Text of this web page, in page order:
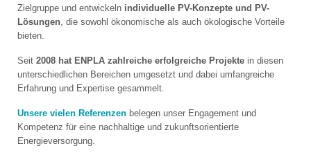
Zielgruppe und entwickeln individuelle PV-Konzepte und PV-
Lösungen, die sowohl ökonomische als auch ökologische Vorteile
bieten.
Seit 2008 hat ENPLA zahlreiche erfolgreiche Projekte in diesen
unterschiedlichen Bereichen umgesetzt und dabei umfangreiche
Erfahrung und Expertise gesammelt.
Unsere vielen Referenzen belegen unser Engagement und
Kompetenz für eine nachhaltige und zukunftsorientierte
Energieversorgung.